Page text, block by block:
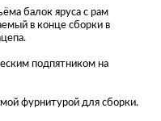
балок яруса с рам
в конце сборки в
подпятником на
фурнитурой для сборки.